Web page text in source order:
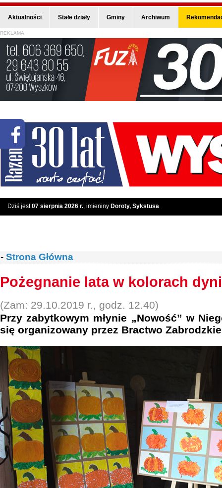
Aktualności Stałe działy Gminy Archiwum
REKLAMA
Dziś jest07 sierpnia 2026 r., imieniny Doroty, Sykstusa
- Strona Główna
Pożegnanie lata w kolorach dyni
(Zam: 29.10.2019 r., godz. 12.40)
Przy zabytkowym młynie „Nowość” w
się organizowany przez Bractwo